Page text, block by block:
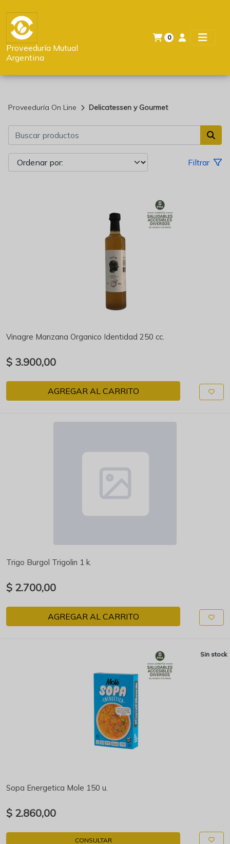
Proveeduría Mutual
Argentina
0
Proveeduría On Line Delicatessen y Gourmet
Filtrar
Vinagre Manzana Organico Identidad 250 cc.
$ 3.900,00
AGREGAR AL CARRITO
Trigo Burgol Trigolin 1 k.
$ 2.700,00
AGREGAR AL CARRITO
Sin stock
Sopa Energetica Mole 150 u.
$ 2.860,00
CONSULTAR